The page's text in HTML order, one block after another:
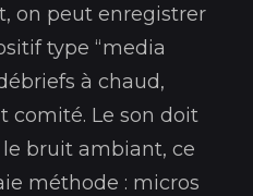
on peut enregistrer
type “media
à chaud,
comité. Le son doit
bruit ambiant, ce
méthode : micros